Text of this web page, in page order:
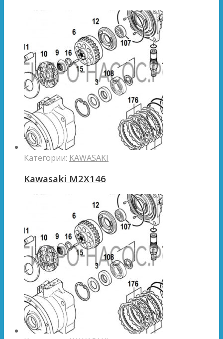
Категории: KAWASAKI
Kawasaki M2X146